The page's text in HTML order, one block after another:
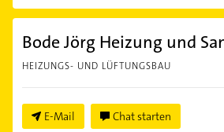
Bode Jörg Heizung und
HEIZUNGS- UND LÜFTUNGSBAU
E-Mail Chat starten